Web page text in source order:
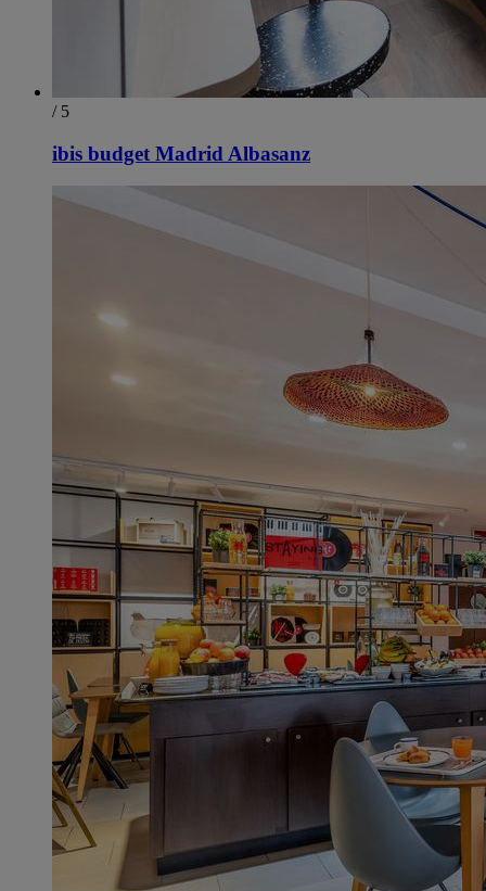
/ 5
ibis budget Madrid Albasanz